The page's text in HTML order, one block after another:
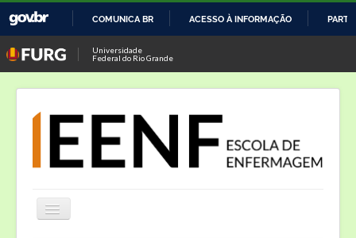
O
CONTEÚDO
COMUNICA BR ACESSO À INFORMAÇÃO
Universidade
Federal do Rio Grande
Alternar
Navegação